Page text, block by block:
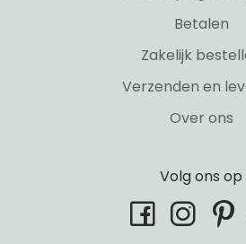
Betalen
Zakelijk
Verzenden en
Over ons
Volg ons op
facebook